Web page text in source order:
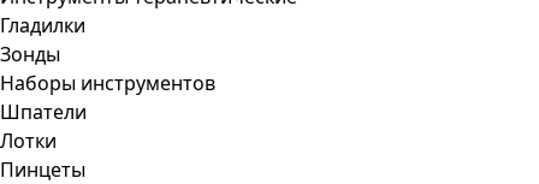
Гладилки
Зонды
Наборы инструментов
Шпатели
Лотки
Пинцеты